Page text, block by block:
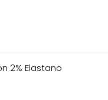
2% Elastano